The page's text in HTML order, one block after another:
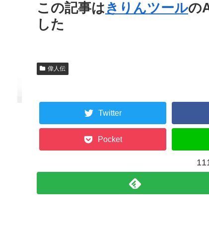
この記事は きりんツールの
した
偉人伝
Twitter
Pocket